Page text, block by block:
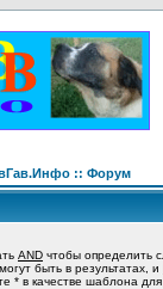
:: Форум
AND чтобы определить
быть в результатах, и
* в качестве шаблона для